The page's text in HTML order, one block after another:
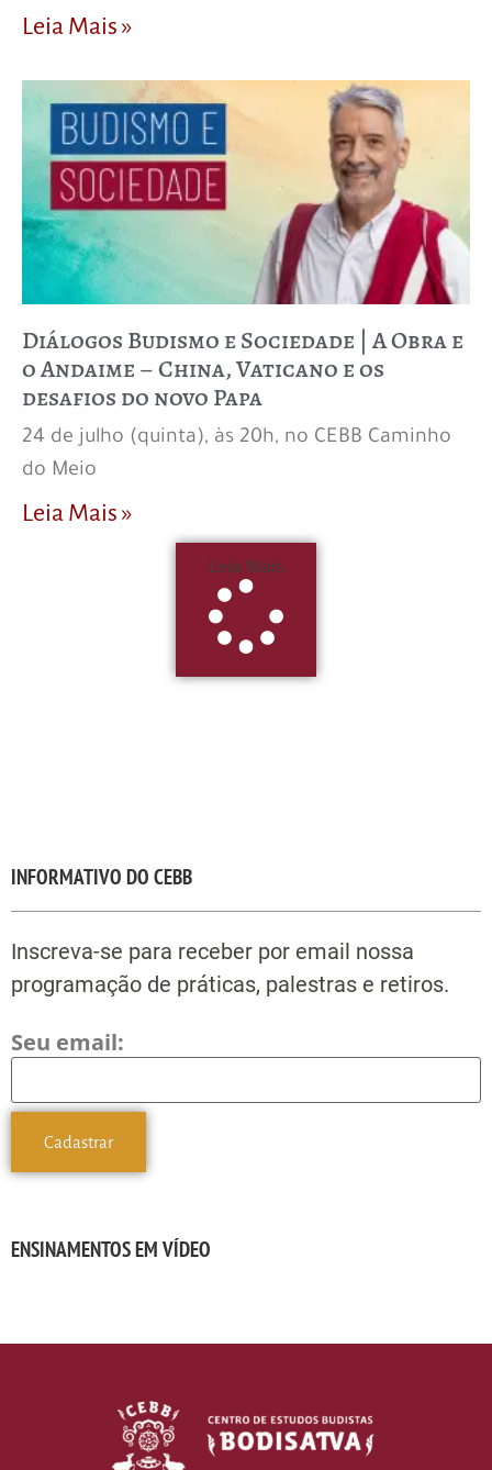
Leia Mais »
Diálogos Budismo e Sociedade | A Obra e
o Andaime – China, Vaticano e os
desafios do novo Papa
24 de julho (quinta), às 20h, no CEBB Caminho
do Meio
Leia Mais »
Leia Mais
INFORMATIVO DO CEBB
Inscreva-se para receber por email nossa
programação de práticas, palestras e retiros.
Seu email:
ENSINAMENTOS EM VÍDEO